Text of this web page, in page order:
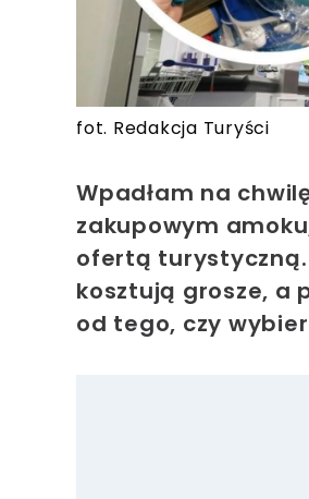
fot. Redakcja Turyści
Wpadłam na
zakupowym
ofertą turystyczną.
kosztują grosze, a
od tego, czy